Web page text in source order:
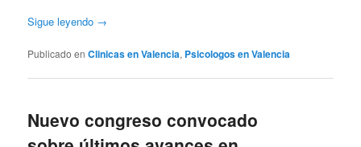
Sigue leyendo →
Publicado en Clinicas en Valencia, Psicologos en Valencia
Nuevo congreso convocado